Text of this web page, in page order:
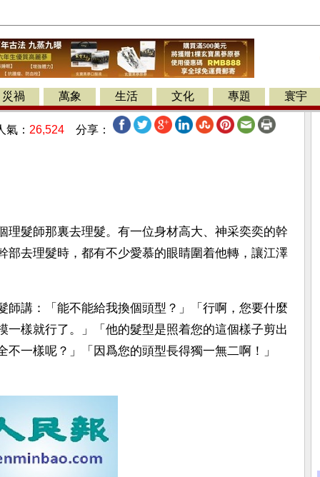
災禍 萬象 生活 文化 專題 寰宇
氣： 26,524 分享：
理髮師那裏去理髮。有一位身材高大、神采奕奕的幹
部去理髮時，都有不少愛慕的眼睛圍着他轉，讓江澤
師講：「能不能給我換個頭型？」「行啊，您要什麼
一樣就行了。」「他的髮型是照着您的這個樣子剪出
一樣呢？」「因爲您的頭型長得獨一無二啊！」